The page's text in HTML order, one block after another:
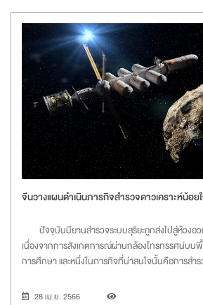
จีนวางแผนดำเนินภารกิจสำรวจดาวเคราะห์น้อย
ปัจจุบันมียานสำรวจระบบสุริยะถูกส่งไปสู่ห้วงอ
เนื่องจากการสังเกตการณ์ผ่านกล้องโทรทรรศน์บน
การศึกษา และหนึ่งในภารกิจที่น่าสนใจนั้นคือการสำร
ดาวอังคารและดาวพฤหัสบดี และมีลักษณะท
28 เม.ย. 2566